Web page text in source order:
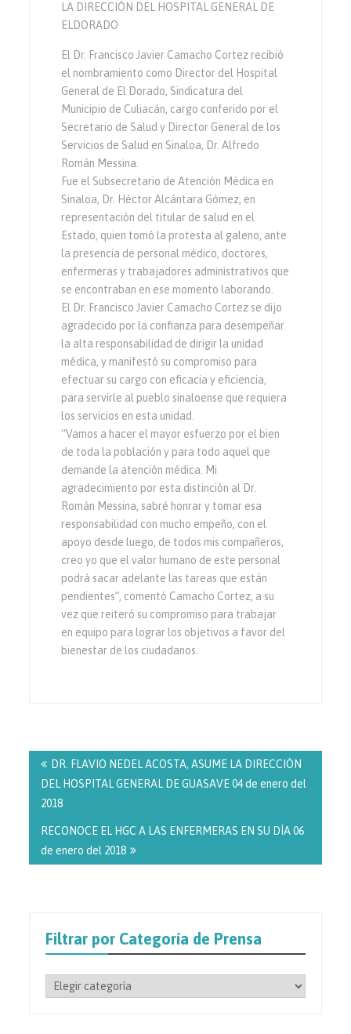
LA DIRECCIÓN DEL HOSPITAL GENERAL DE
ELDORADO
El Dr. Francisco Javier Camacho Cortez recibió
el nombramiento como Director del Hospital
General de El Dorado, Sindicatura del
Municipio de Culiacán, cargo conferido por el
Secretario de Salud y Director General de los
Servicios de Salud en Sinaloa, Dr. Alfredo
Román Messina.
Fue el Subsecretario de Atención Médica en
Sinaloa, Dr. Héctor Alcántara Gómez, en
representación del titular de salud en el
Estado, quien tomó la protesta al galeno, ante
la presencia de personal médico, doctores,
enfermeras y trabajadores administrativos que
se encontraban en ese momento laborando.
El Dr. Francisco Javier Camacho Cortez se dijo
agradecido por la confianza para desempeñar
la alta responsabilidad de dirigir la unidad
médica, y manifestó su compromiso para
efectuar su cargo con eficacia y eficiencia,
para servirle al pueblo sinaloense que requiera
los servicios en esta unidad.
“Vamos a hacer el mayor esfuerzo por el bien
de toda la población y para todo aquel que
demande la atención médica. Mi
agradecimiento por esta distinción al Dr.
Román Messina, sabré honrar y tomar esa
responsabilidad con mucho empeño, con el
apoyo desde luego, de todos mis compañeros,
creo yo que el valor humano de este personal
podrá sacar adelante las tareas que están
pendientes”, comentó Camacho Cortez, a su
vez que reiteró su compromiso para trabajar
en equipo para lograr los objetivos a favor del
bienestar de los ciudadanos.
de
entradas
DR. FLAVIO NEDEL ACOSTA, ASUME LA DIRECCIÓN
DEL HOSPITAL GENERAL DE GUASAVE 04 de enero del
2018
RECONOCE EL HGC A LAS ENFERMERAS EN SU DÍA 06
de enero del 2018
Filtrar por Categoría de Prensa
Filtrar